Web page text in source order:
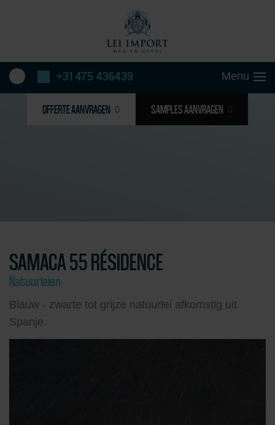
+31 475 436439
OFFERTE AANVRAGEN SAMPLES AANVRAGEN
SAMACA 55 RÉSIDENCE
Natuurleien
Blauw - zwarte tot grijze natuurlei afkomstig uit
Spanje.